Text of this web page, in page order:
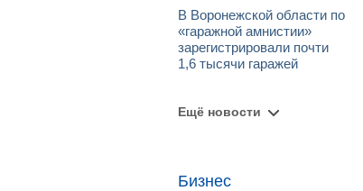
В Воронежской области по
«гаражной амнистии»
зарегистрировали почти
1,6 тысячи гаражей
Ещё новости
Бизнес